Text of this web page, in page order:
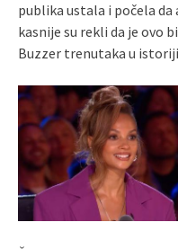
publika ustala i počela
kasnije su rekli da je ovo
Buzzer trenutaka u